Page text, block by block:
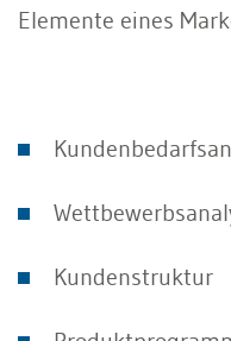
Elemente eines
Kundenstruktur